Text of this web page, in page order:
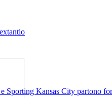
Sporting Kansas City partono